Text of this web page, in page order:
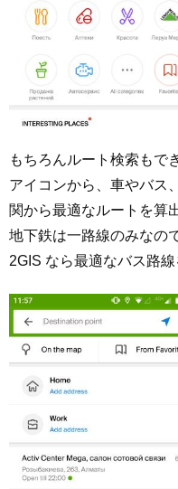
もちろんルート検索もで
アイコンから、車やバス
関から最適なルートを算
地下鉄は一路線のみなの
2GIS なら最適なバス路